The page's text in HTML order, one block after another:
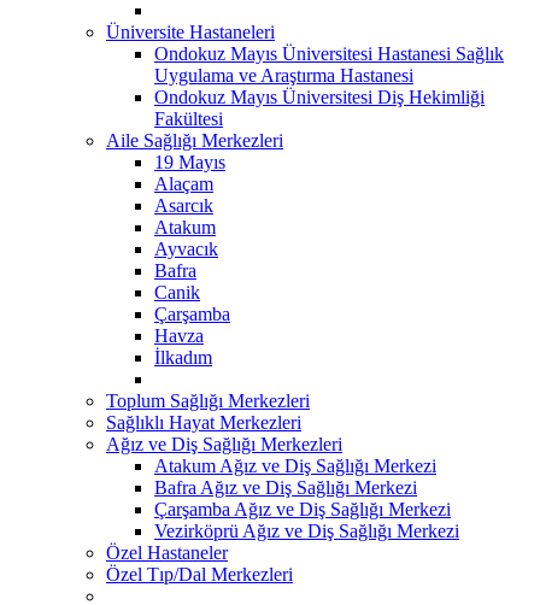
Üniversite Hastaneleri
Ondokuz Mayıs Üniversitesi Hastanesi Sağlık
Uygulama ve Araştırma Hastanesi
Ondokuz Mayıs Üniversitesi Diş Hekimliği
Fakültesi
Aile Sağlığı Merkezleri
19 Mayıs
Alaçam
Asarcık
Atakum
Ayvacık
Bafra
Canik
Çarşamba
Havza
İlkadım
Toplum Sağlığı Merkezleri
Sağlıklı Hayat Merkezleri
Ağız ve Diş Sağlığı Merkezleri
Atakum Ağız ve Diş Sağlığı Merkezi
Bafra Ağız ve Diş Sağlığı Merkezi
Çarşamba Ağız ve Diş Sağlığı Merkezi
Vezirköprü Ağız ve Diş Sağlığı Merkezi
Özel Hastaneler
Özel Tıp/Dal Merkezleri